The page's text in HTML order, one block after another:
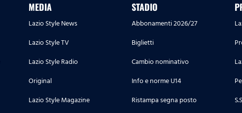
MEDIA
Lazio Style News
Lazio Style TV
Lazio Style Radio
Original
Lazio Style Magazine
STADIO
Abbonamenti 2026/27
Biglietti
Cambio nominativo
Info e norme U14
Ristampa segna posto